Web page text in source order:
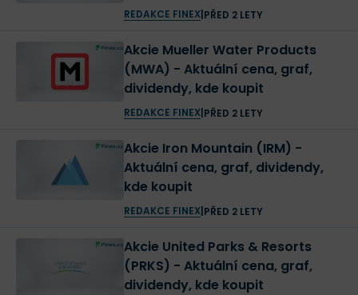
REDAKCE FINEX| PŘED 2 LETY
Akcie Mueller Water Products
(MWA) - Aktuální cena, graf,
dividendy, kde koupit
REDAKCE FINEX| PŘED 2 LETY
Akcie Iron Mountain (IRM) -
Aktuální cena, graf, dividendy,
kde koupit
REDAKCE FINEX| PŘED 2 LETY
Akcie United Parks & Resorts
(PRKS) - Aktuální cena, graf,
dividendy, kde koupit